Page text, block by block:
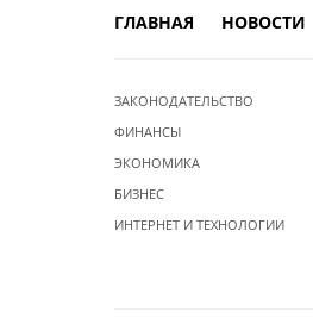
ГЛАВНАЯ НОВОСТИ
ЗАКОНОДАТЕЛЬСТВО
ФИНАНСЫ
ЭКОНОМИКА
БИЗНЕС
ИНТЕРНЕТ И ТЕХНОЛОГИИ